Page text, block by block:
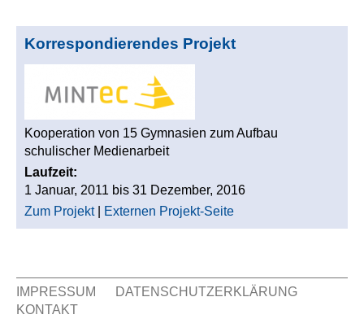
Korrespondierendes Projekt
Kooperation von 15 Gymnasien zum Aufbau
schulischer Medienarbeit
Laufzeit:
1 Januar, 2011 bis 31 Dezember, 2016
Zum Projekt| Externen Projekt-Seite
IMPRESSUM
DATENSCHUTZERKLÄRUNG
KONTAKT